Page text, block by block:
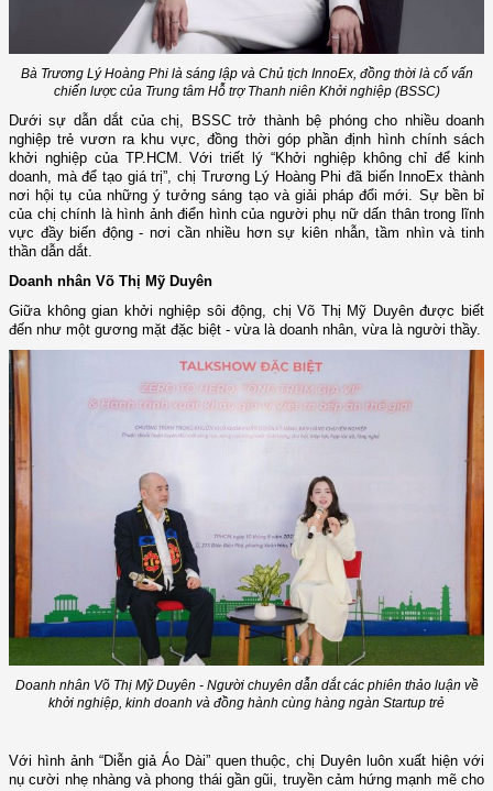
Bà Trương Lý Hoàng Phi là sáng lập và Chủ tịch InnoEx, đồng thời là cố vấn
chiến lược của Trung tâm Hỗ trợ Thanh niên Khởi nghiệp (BSSC)
Dưới sự dẫn dắt của chị, BSSC trở thành bệ phóng cho nhiều doanh
nghiệp trẻ vươn ra khu vực, đồng thời góp phần định hình chính sách
khởi nghiệp của TP.HCM. Với triết lý “Khởi nghiệp không chỉ để kinh
doanh, mà để tạo giá trị”, chị Trương Lý Hoàng Phi đã biến InnoEx thành
nơi hội tụ của những ý tưởng sáng tạo và giải pháp đổi mới. Sự bền bỉ
của chị chính là hình ảnh điển hình của người phụ nữ dấn thân trong lĩnh
vực đầy biến động - nơi cần nhiều hơn sự kiên nhẫn, tầm nhìn và tinh
thần dẫn dắt.
Doanh nhân Võ Thị Mỹ Duyên
Giữa không gian khởi nghiệp sôi động, chị Võ Thị Mỹ Duyên được biết
đến như một gương mặt đặc biệt - vừa là doanh nhân, vừa là người thầy.
Doanh nhân Võ Thị Mỹ Duyên - Người chuyên dẫn dắt các phiên thảo luận về
khởi nghiệp, kinh doanh và đồng hành cùng hàng ngàn Startup trẻ
Với hình ảnh “Diễn giả Áo Dài” quen thuộc, chị Duyên luôn xuất hiện với
nụ cười nhẹ nhàng và phong thái gần gũi, truyền cảm hứng mạnh mẽ cho